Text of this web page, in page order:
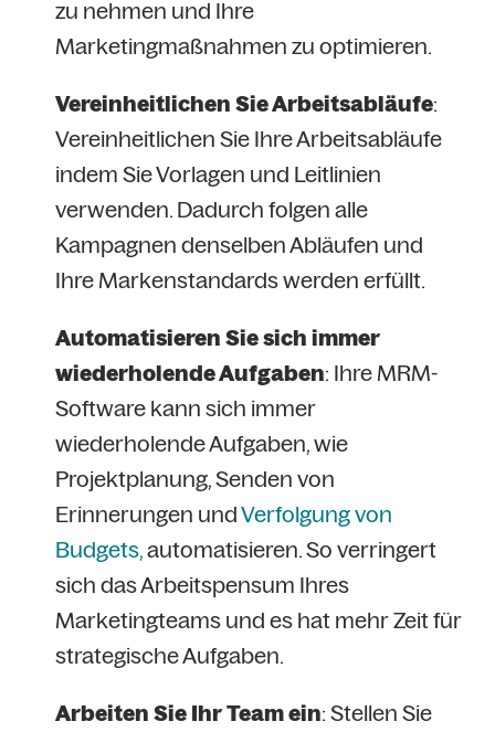
zu nehmen und Ihre
Marketingmaßnahmen zu optimieren.
Vereinheitlichen Sie Arbeitsabläufe:
Vereinheitlichen Sie Ihre Arbeitsabläufe
indem Sie Vorlagen und Leitlinien
verwenden. Dadurch folgen alle
Kampagnen denselben Abläufen und
Ihre Markenstandards werden erfüllt.
Automatisieren Sie sich immer
wiederholende Aufgaben: Ihre MRM-
Software kann sich immer
wiederholende Aufgaben, wie
Projektplanung, Senden von
Erinnerungen undVerfolgung von
Budgets,automatisieren. So verringert
sich das Arbeitspensum Ihres
Marketingteams und es hat mehr Zeit für
strategische Aufgaben.
Arbeiten Sie Ihr Team ein: Stellen Sie